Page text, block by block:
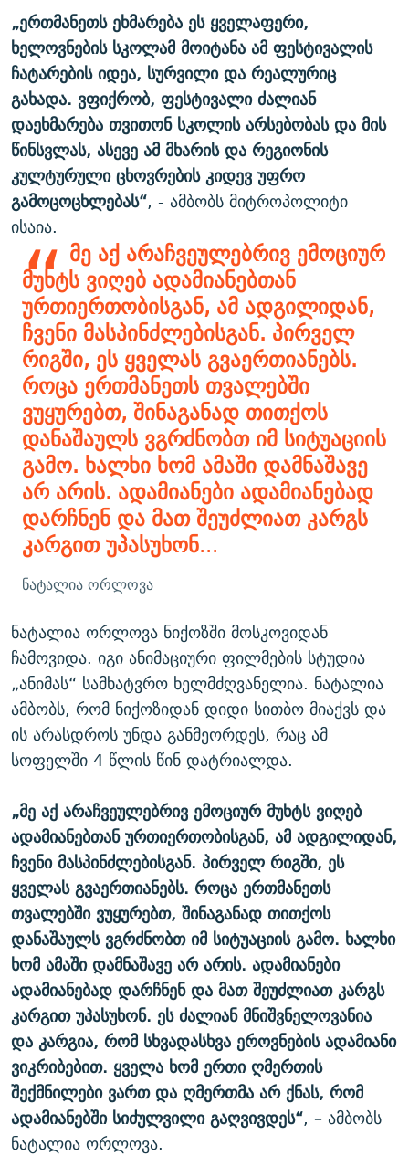
„ერთმანეთს ეხმარება ეს ყველაფერი,
ხელოვნების სკოლამ მოიტანა ამ ფესტივალის
ჩატარების იდეა, სურვილი და რეალურიც
გახადა. ვფიქრობ, ფესტივალი ძალიან
დაეხმარება თვითონ სკოლის არსებობას და მის
წინსვლას, ასევე ამ მხარის და რეგიონის
კულტურული ცხოვრების კიდევ უფრო
გამოცოცხლებას“, - ამბობს მიტროპოლიტი
ისაია.
მე აქ არაჩვეულებრივ ემოციურ
მუხტს ვიღებ ადამიანებთან
ურთიერთობისგან, ამ ადგილიდან,
ჩვენი მასპინძლებისგან. პირველ
რიგში, ეს ყველას გვაერთიანებს.
როცა ერთმანეთს თვალებში
ვუყურებთ, შინაგანად თითქოს
დანაშაულს ვგრძნობთ იმ სიტუაციის
გამო. ხალხი ხომ ამაში დამნაშავე
არ არის. ადამიანები ადამიანებად
დარჩნენ და მათ შეუძლიათ კარგს
კარგით უპასუხონ...
ნატალია ორლოვა
ნატალია ორლოვა ნიქოზში მოსკოვიდან
ჩამოვიდა. იგი ანიმაციური ფილმების სტუდია
„ანიმას“ სამხატვრო ხელმძღვანელია. ნატალია
ამბობს, რომ ნიქოზიდან დიდი სითბო მიაქვს და
ის არასდროს უნდა განმეორდეს, რაც ამ
სოფელში 4 წლის წინ დატრიალდა.
„მე აქ არაჩვეულებრივ ემოციურ მუხტს ვიღებ
ადამიანებთან ურთიერთობისგან, ამ ადგილიდან,
ჩვენი მასპინძლებისგან. პირველ რიგში, ეს
ყველას გვაერთიანებს. როცა ერთმანეთს
თვალებში ვუყურებთ, შინაგანად თითქოს
დანაშაულს ვგრძნობთ იმ სიტუაციის გამო. ხალხი
ხომ ამაში დამნაშავე არ არის. ადამიანები
ადამიანებად დარჩნენ და მათ შეუძლიათ კარგს
კარგით უპასუხონ. ეს ძალიან მნიშვნელოვანია
და კარგია, რომ სხვადასხვა ეროვნების ადამიანი
ვიკრიბებით. ყველა ხომ ერთი ღმერთის
შექმნილები ვართ და ღმერთმა არ ქნას, რომ
ადამიანებში სიძულვილი გაღვივდეს“, – ამბობს
ნატალია ორლოვა.